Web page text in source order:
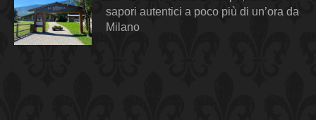
sapori autentici a poco più di un’ora da
Milano